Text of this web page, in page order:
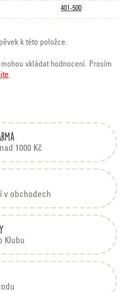
401-500
k této položce.
vkládat hodnocení. Prosím
.
1000 Kč
v obchodech
Klubu